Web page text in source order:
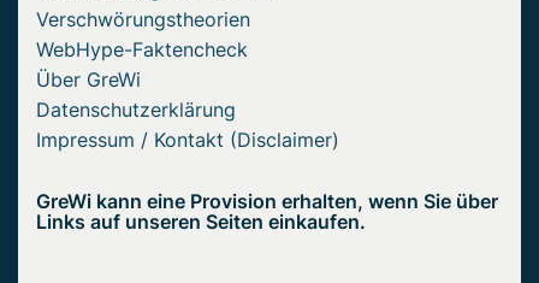
Verschwörungstheorien
WebHype-Faktencheck
Über GreWi
Datenschutzerklärung
Impressum / Kontakt (Disclaimer)
GreWi kann eine Provision erhalten, wenn Sie über
Links auf unseren Seiten einkaufen.